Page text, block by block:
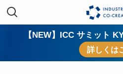
【NEW】ICC サミット
詳しくは